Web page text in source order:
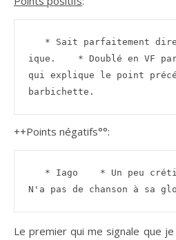
ique.    * Doublé en VF
qui explique le point
barbichette.
++Points négatifs°°:
N'a pas de chanson à sa
Le premier qui me signale que je